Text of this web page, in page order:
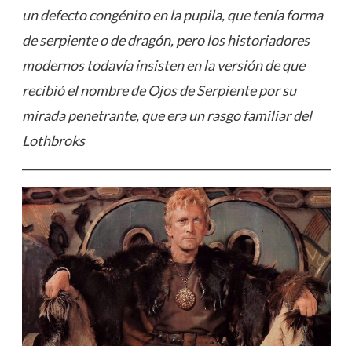
un defecto congénito en la pupila, que tenía forma
de serpiente o de dragón, pero los historiadores
modernos todavía insisten en la versión de que
recibió el nombre de Ojos de Serpiente por su
mirada penetrante, que era un rasgo familiar del
Lothbroks